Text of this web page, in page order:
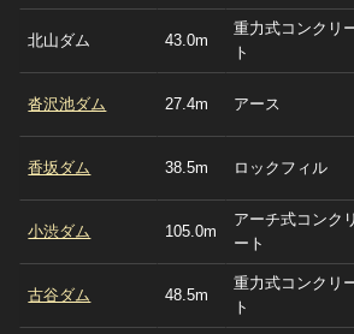
北山ダム 43.0m
重力式コンクリ
ト
沓沢池ダム 27.4m アース
香坂ダム 38.5m ロックフィル
小渋ダム 105.0m
アーチ式コンクリ
ート
古谷ダム 48.5m
重力式コンクリ
ト